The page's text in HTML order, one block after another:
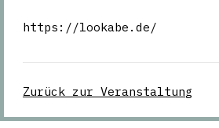
https://lookabe.de/
Zurück zur Veranstaltung